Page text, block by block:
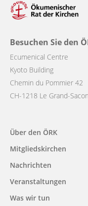
Besuchen Sie den
Ecumenical Centre
Kyoto Building
Chemin du Pommier 42
CH-1218 Le Grand-
Main
navigation
Über den ÖRK
Mitgliedskirchen
Nachrichten
Veranstaltungen
Was wir tun